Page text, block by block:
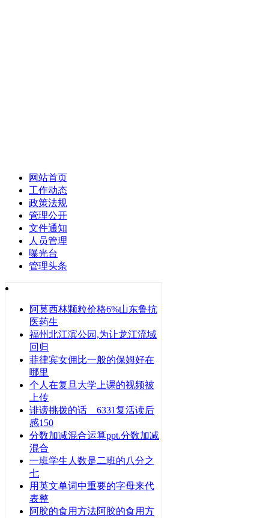
网站首页
工作动态
政策法规
管理公开
文件通知
人员管理
曝光台
管理头条
阿莫西林颗粒价格6%山东鲁抗
医药生
福州北江滨公园,为让龙江流域
回归
菲律宾女佣比一般的保姆好在
哪里
个人在复旦大学上课的视频被
上传
诽谤挑拨的话 6331复活读后
感150
分数加减混合运算ppt.分数加减
混合
一班学生人数是二班的八分之
七
用英文单词中重要的字母来代
表整
阿胶的食用方法阿胶的食用方